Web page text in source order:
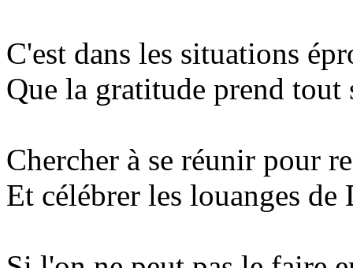
C'est dans les situations
Que la gratitude prend tout
Chercher à se réunir pour
Et célébrer les louanges de